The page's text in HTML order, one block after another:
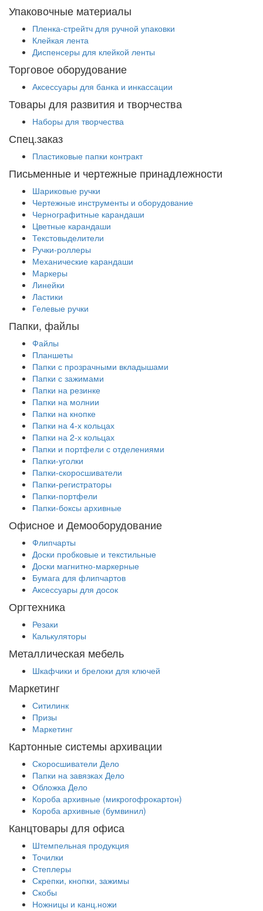
Упаковочные материалы
Пленка-стрейтч для ручной упаковки
Клейкая лента
Диспенсеры для клейкой ленты
Торговое оборудование
Аксессуары для банка и инкассации
Товары для развития и творчества
Наборы для творчества
Спец.заказ
Пластиковые папки контракт
Письменные и чертежные принадлежности
Шариковые ручки
Чертежные инструменты и оборудование
Чернографитные карандаши
Цветные карандаши
Текстовыделители
Ручки-роллеры
Механические карандаши
Маркеры
Линейки
Ластики
Гелевые ручки
Папки, файлы
Файлы
Планшеты
Папки с прозрачными вкладышами
Папки с зажимами
Папки на резинке
Папки на молнии
Папки на кнопке
Папки на 4-х кольцах
Папки на 2-х кольцах
Папки и портфели с отделениями
Папки-уголки
Папки-скоросшиватели
Папки-регистраторы
Папки-портфели
Папки-боксы архивные
Офисное и Демооборудование
Флипчарты
Доски пробковые и текстильные
Доски магнитно-маркерные
Бумага для флипчартов
Аксессуары для досок
Оргтехника
Резаки
Калькуляторы
Металлическая мебель
Шкафчики и брелоки для ключей
Маркетинг
Ситилинк
Призы
Маркетинг
Картонные системы архивации
Скоросшиватели Дело
Папки на завязках Дело
Обложка Дело
Короба архивные (микрогофрокартон)
Короба архивные (бумвинил)
Канцтовары для офиса
Штемпельная продукция
Точилки
Степлеры
Скрепки, кнопки, зажимы
Скобы
Ножницы и канц.ножи